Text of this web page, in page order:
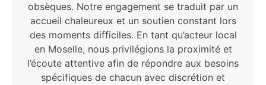
obsèques. Notre engagement se traduit par un
accueil chaleureux et un soutien constant lors
des moments difficiles. En tant qu’acteur local
en Moselle, nous privilégions la proximité et
l’écoute attentive afin de répondre aux besoins
spécifiques de chacun avec discrétion et